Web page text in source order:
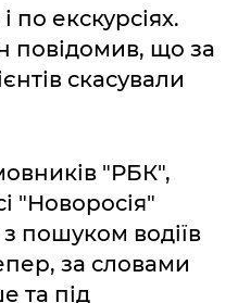
екскурсіях.
повідомив, що за
скасували
"РБК",
"Новоросія"
пошуком водіїв
за словами
та під